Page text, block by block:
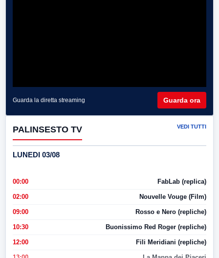
Guarda la diretta streaming Guarda ora
PALINSESTO TV VEDI TUTTI
LUNEDI 03/08
00:00 FabLab (replica)
02:00 Nouvelle Vouge (Film)
09:00 Rosso e Nero (repliche)
10:30 Buonissimo Red Roger (repliche)
12:00 Fili Meridiani (repliche)